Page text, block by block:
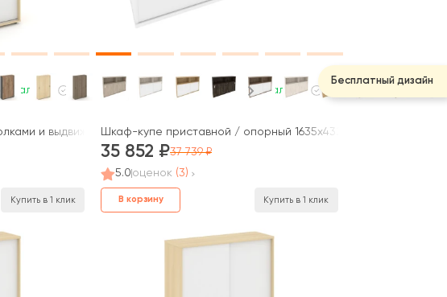
В наличии
и выдвижной штангой в каждой секции 1200x400x1982 зад. стенка HDF
Купить в 1 клик
В наличии
Шкаф-купе приставной / опорный 1635x432x1120 Оникс / Onix
35 852
37 739
5.0 оценок (3)
В корзину Купить в 1 клик
Бесплатный дизайн